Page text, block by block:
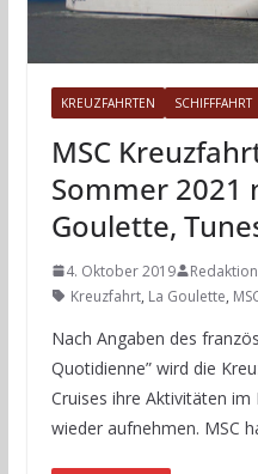
KREUZFAHRTEN SCHIFFFAHRT
MSC
Sommer 2021
Goulette,
4. Oktober 2019 Redaktion
Kreuzfahrt, La Goulette,
Nach Angaben des
Quotidienne” wird die
Cruises ihre Aktivitäten
wieder aufnehmen. MSC